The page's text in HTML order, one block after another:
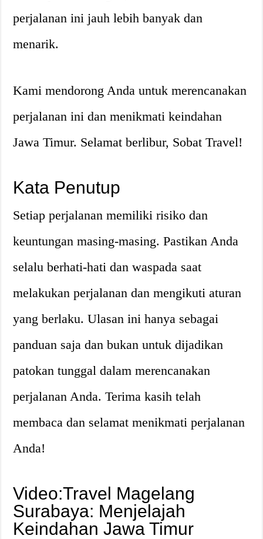
perjalanan ini jauh lebih banyak dan
menarik.
Kami mendorong Anda untuk merencanakan
perjalanan ini dan menikmati keindahan
Jawa Timur. Selamat berlibur, Sobat Travel!
Kata Penutup
Setiap perjalanan memiliki risiko dan
keuntungan masing-masing. Pastikan Anda
selalu berhati-hati dan waspada saat
melakukan perjalanan dan mengikuti aturan
yang berlaku. Ulasan ini hanya sebagai
panduan saja dan bukan untuk dijadikan
patokan tunggal dalam merencanakan
perjalanan Anda. Terima kasih telah
membaca dan selamat menikmati perjalanan
Anda!
Video:Travel Magelang
Surabaya: Menjelajah
Keindahan Jawa Timur